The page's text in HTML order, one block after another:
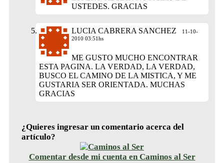
USTEDES. GRACIAS
LUCIA CABRERA SANCHEZ 11-10-
2010 03:51hs
ME GUSTO MUCHO ENCONTRAR
ESTA PAGINA. LA VERDAD, LA VERDAD,
BUSCO EL CAMINO DE LA MISTICA, Y ME
GUSTARIA SER ORIENTADA. MUCHAS
GRACIAS
¿Quieres ingresar un comentario acerca del
artículo?
Comentar desde mi cuenta en Caminos al Ser